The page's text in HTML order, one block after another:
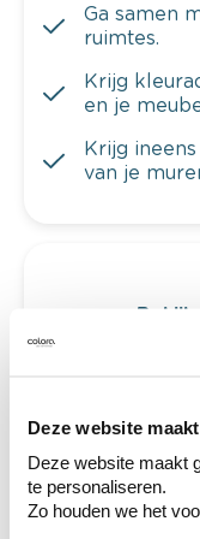
Deze website
Deze website maakt
te personaliseren.
Zo houden we het
Ga samen
ruimtes.
Krijg
en je
Krijg
van je
Ontdek er
te verfijnen.
Krijg
combineren.